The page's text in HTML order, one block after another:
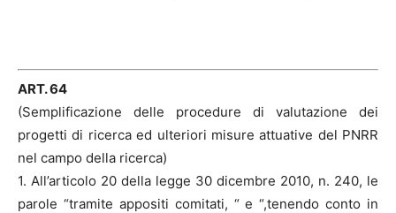
ART. 64
(Semplificazione delle procedure di valutazione dei
progetti di ricerca ed ulteriori misure attuative del PNRR
nel campo della ricerca)
1. All’articolo 20 della legge 30 dicembre 2010, n. 240, le
parole “tramite appositi comitati, “ e “,tenendo conto in